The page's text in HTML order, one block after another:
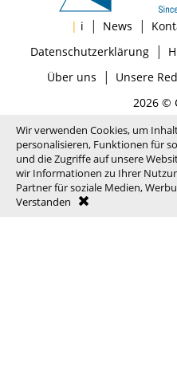
| i | News |
Datenschutzerklärung|
Über uns | Unsere
2026 ©
Wir verwenden Cookies, um
personalisieren, Funktionen für
und die Zugriffe auf unsere
wir Informationen zu Ihrer
Partner für soziale Medien,
Verstanden